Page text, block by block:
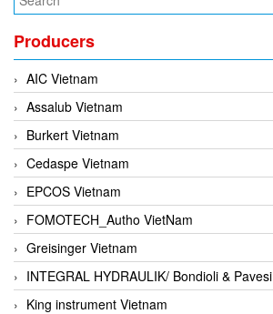
Producers
AIC Vietnam
Assalub Vietnam
Burkert Vietnam
Cedaspe Vietnam
EPCOS Vietnam
FOMOTECH_Autho VietNam
Greisinger Vietnam
INTEGRAL HYDRAULIK/ Bondioli & Pavesi
King instrument Vietnam